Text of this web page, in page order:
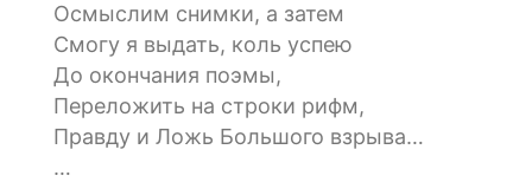
Осмыслим снимки, а затем
Смогу я выдать, коль успею
До окончания поэмы,
Переложить на строки рифм,
Правду и Ложь Большого взрыва…
…